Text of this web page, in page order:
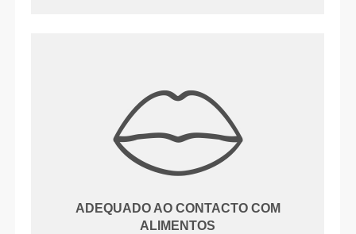
ADEQUADO AO CONTACTO COM
ALIMENTOS